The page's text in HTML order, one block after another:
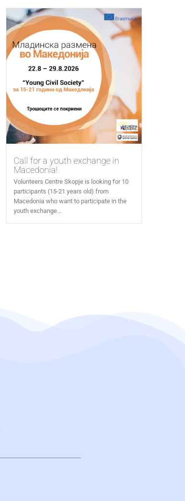
Call for a youth exchange in
Macedonia!
Volunteers Centre Skopje is looking for 10
participants (15-21 years old) from
Macedonia who want to participate in the
youth exchange...